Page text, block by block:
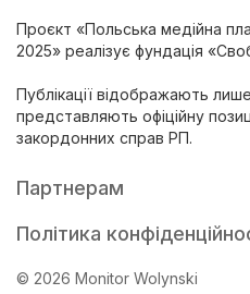
Проєкт «Польська медійна
2025» реалізує фундація
Публікації відображають
представляють офіційну
закордонних справ РП.
Партнерам
Політика
© 2026 Monitor Wolynski